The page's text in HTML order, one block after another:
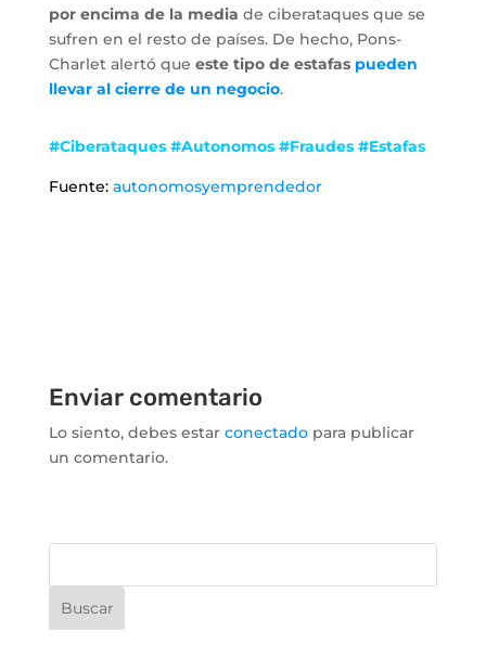
por encima de la media de ciberataques que se
sufren en el resto de países. De hecho, Pons-
Charlet alertó que este tipo de estafas pueden
llevar al cierre de un negocio.
#Ciberataques #Autonomos #Fraudes #Estafas
Fuente: autonomosyemprendedor
Enviar comentario
Lo siento, debes estar conectadopara publicar
un comentario.